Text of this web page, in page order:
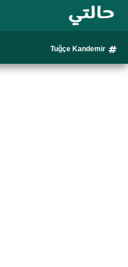
Tuğçe Kandemir